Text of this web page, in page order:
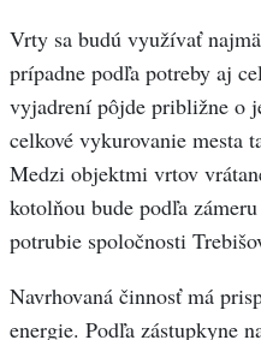
Vrty sa budú využívať
prípadne podľa potreby aj
vyjadrení pôjde približne o
celkové vykurovanie mesta
Medzi objektmi vrtov
kotolňou bude podľa
potrubie spoločnosti
Navrhovaná činnosť má
energie. Podľa zástupkyne